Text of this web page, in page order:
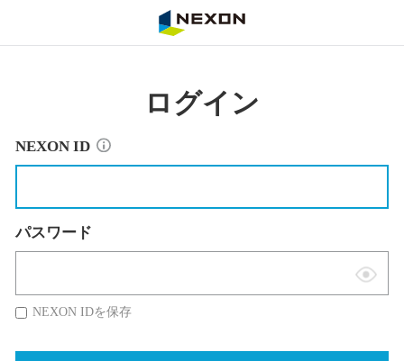
ログイン
NEXON ID
パスワード
表
替
NEXON IDを保存